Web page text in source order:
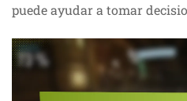
puede ayudar a tomar